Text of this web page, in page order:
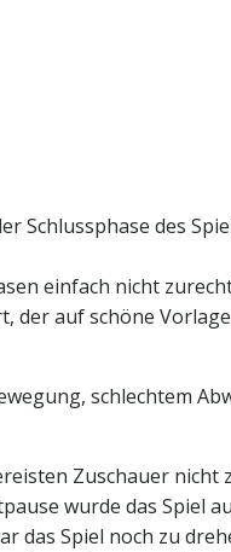
Schlussphase des
einfach nicht
auf schöne
schlechtem
Zuschauer nicht
wurde das Spiel
das Spiel noch zu